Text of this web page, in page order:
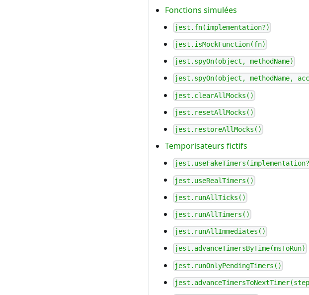
Fonctions simulées
jest.fn(implementation?)
jest.isMockFunction(fn)
jest.spyOn(object, methodName)
jest.spyOn(object, methodName,
jest.clearAllMocks()
jest.resetAllMocks()
jest.restoreAllMocks()
Temporisateurs fictifs
jest.useRealTimers()
jest.runAllTicks()
jest.runAllTimers()
jest.runAllImmediates()
jest.advanceTimersByTime(msToRun)
jest.runOnlyPendingTimers()